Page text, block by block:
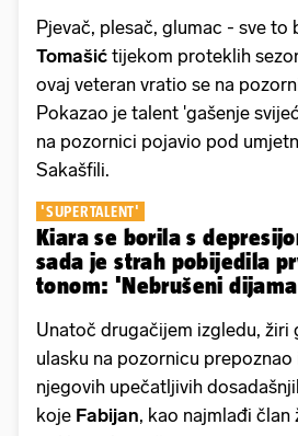
Pjevač, plesač, glumac - sve to
Tomašić tijekom proteklih
ovaj veteran vratio se na
Pokazao je talent 'gašenje
na pozornici pojavio pod
Sakašfili.
'SUPERTALENT'
Kiara se borila s
sada je strah pobijedila
tonom: 'Nebrušeni
Unatoč drugačijem izgledu, žiri
ulasku na pozornicu
njegovih upečatljivih
koje Fabijan, kao najmlađi član